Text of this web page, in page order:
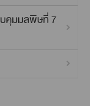
บคุมมลพิษที่ 7